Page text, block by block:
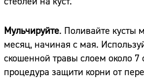
Мульчируйте. Поливайте кусты
месяц, начиная с мая.
скошенной травы слоем около 7
процедура защити корни от